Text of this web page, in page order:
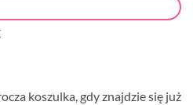
koszulka, gdy znajdzie się już